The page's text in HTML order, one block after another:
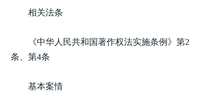
相关法条
《中华人民共和国著作权法实施条例》第2
条、第4条
基本案情